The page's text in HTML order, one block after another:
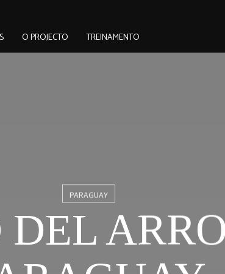
O PROJECTO TREINAMENTO
PARAGUAY
DEL